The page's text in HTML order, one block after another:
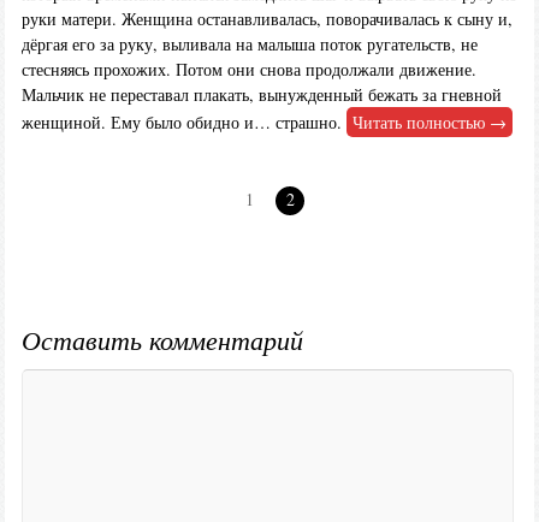
руки матери. Женщина останавливалась, поворачивалась к сыну и,
дёргая его за руку, выливала на малыша поток ругательств, не
стесняясь прохожих. Потом они снова продолжали движение.
Мальчик не переставал плакать, вынужденный бежать за гневной
женщиной. Ему было обидно и… страшно. Читать полностью →
1 2
Оставить комментарий